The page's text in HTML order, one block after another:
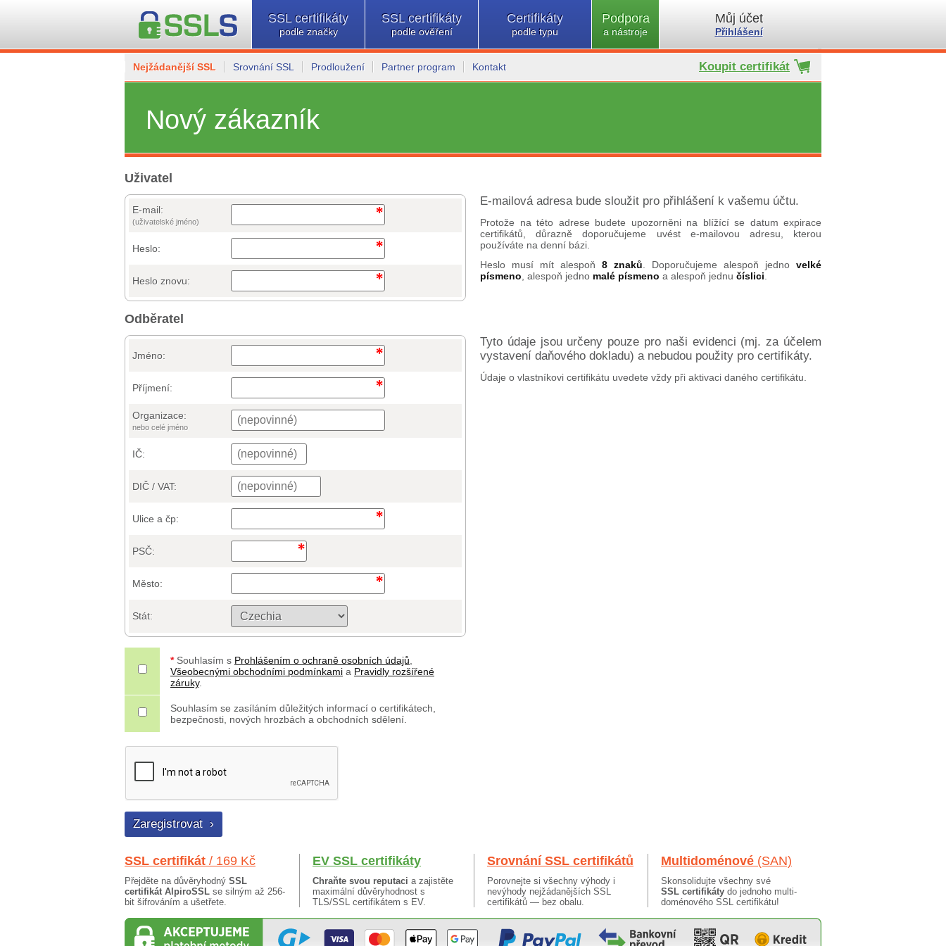
SSL certifikáty
podle značky
SSL certifikáty
podle ověření
Certifikáty
podle typu
Podpora
a nástroje
Můj účet
Přihlášení
Nejžádanější SSL Srovnání SSL Prodloužení Partner program Kontakt Koupit certifikát
Nový zákazník
Uživatel
E-mail:
(uživatelské jméno)
Heslo:
Heslo znovu:
E-mailová adresa bude sloužit pro přihlášení k vašemu účtu.
Protože na této adrese budete upozorněni na blížící se datum expirace
certifikátů, důrazně doporučujeme uvést e-mailovou adresu, kterou
používáte na denní bázi.
Heslo musí mít alespoň 8 znaků . Doporučujeme alespoň jedno velké
písmeno , alespoň jedno malé písmeno a alespoň jednu číslici
Odběratel
Jméno:
Příjmení:
Organizace:
nebo celé jméno
IČ:
DIČ / VAT:
Ulice a čp:
PSČ:
Město:
Stát:
* Souhlasím s Prohlášením o ochraně osobních údajů
Všeobecnými obchodními podmínkami a Pravidly rozšířené
záruky.
Souhlasím se zasíláním důležitých informací o certifikátech,
bezpečnosti, nových hrozbách a obchodních sdělení.
Tyto údaje jsou určeny pouze pro naši evidenci (mj. za účelem
vystavení daňového dokladu) a nebudou použity pro certifikáty.
Údaje o vlastníkovi certifikátu uvedete vždy při aktivaci daného certifikátu.
SSL certifikát / 169 Kč
Přejděte na důvěryhodný SSL
certifikát AlpiroSSL se silným až 256-
bit šifrováním a ušetřete.
EV SSL certifikáty
Chraňte svou reputaci a zajistěte
maximální důvěryhodnost s
TLS/SSL certifikátem s EV.
Srovnání SSL certifikátů
Porovnejte si všechny výhody i
nevýhody nejžádanějších SSL
certifikátů — bez obalu.
Multidoménové (SAN)
Skonsolidujte všechny své
SSL certifikáty do jednoho multi-
doménového SSL certifikátu!